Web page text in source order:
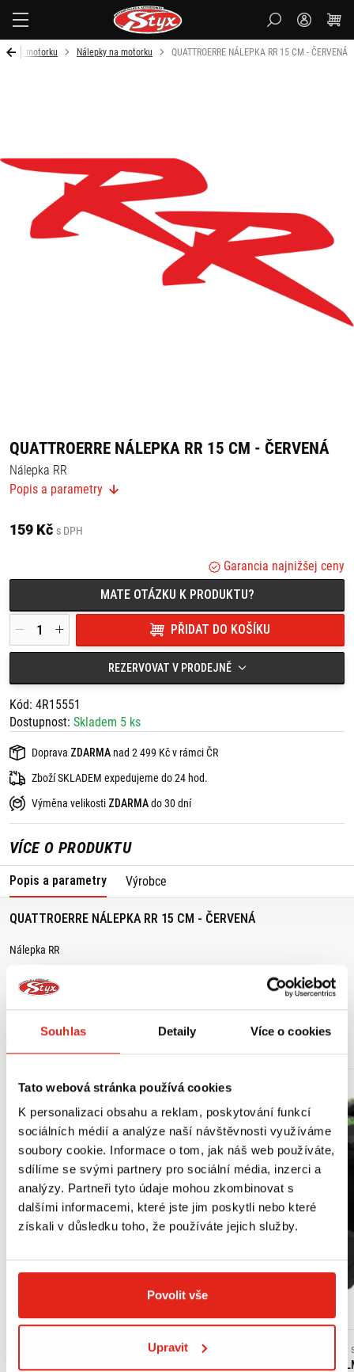
Souhlas Detaily Více o cookies
Tato webová stránka používá cookies
K personalizaci obsahu a reklam, poskytování funkcí
sociálních médií a analýze naší návštěvnosti využíváme
soubory cookie. Informace o tom, jak náš web používáte,
sdílíme se svými partnery pro sociální média, inzerci a
analýzy. Partneři tyto údaje mohou zkombinovat s
dalšími informacemi, které jste jim poskytli nebo které
získali v důsledku toho, že používáte jejich služby.
Povolit vše
Upravit
na motorku Nálepky na motorku QUATTROERRE NÁLEPKA RR 15 CM - ČERVENÁ
QUATTROERRE NÁLEPKA RR 15 CM - ČERVENÁ
Nálepka RR
Rozměry: 15 cm
Popis a parametry
159 Kč s DPH
Garancia najnižšej ceny
MATE OTÁZKU K PRODUKTU?
PŘIDAT DO KOŠÍKU
REZERVOVAT V PRODEJNĚ
Kód: 4R15551
Dostupnost: Skladem 5 ks
Doprava ZDARMA nad 2 499 Kč v rámci ČR
Zboží SKLADEM expedujeme do 24 hod.
Výměna velikosti ZDARMAdo 30 dní
VÍCE O PRODUKTU
Popis a parametry Výrobce
QUATTROERRE NÁLEPKA RR 15 CM - ČERVENÁ
Nálepka RR
Rozměry: 15 cm
MOHLO BY SE VÁM LÍBIT
Výpredaj
SHIRO ENDURO